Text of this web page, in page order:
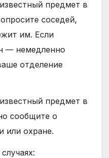
предмет в
соседей,
им. Если
— немедленно
отделение
предмет в
сообщите о
или охране.